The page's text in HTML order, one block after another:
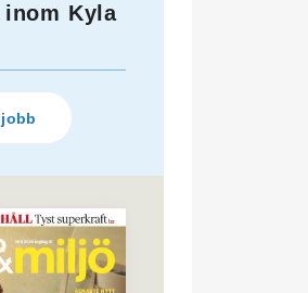
Kyla